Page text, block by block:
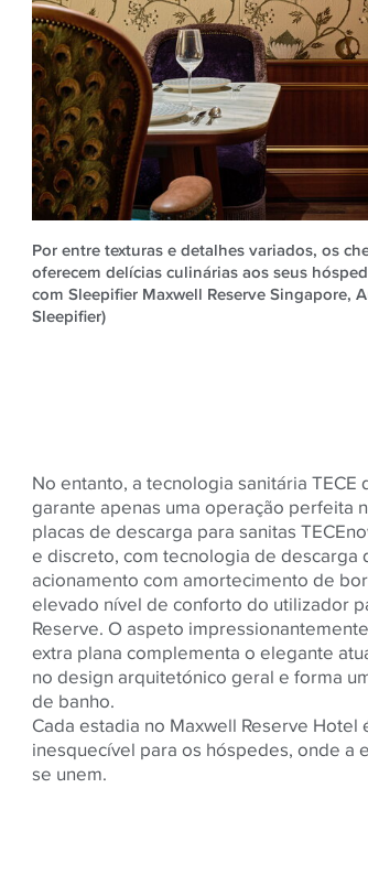
Por entre texturas e detalhes variados, os
oferecem delícias culinárias aos seus
com Sleepifier Maxwell Reserve Singapore,
Sleepifier)
No entanto, a tecnologia sanitária TECE
garante apenas uma operação perfeita
placas de descarga para sanitas
e discreto, com tecnologia de descarga
acionamento com amortecimento de
elevado nível de conforto do utilizador
Reserve. O aspeto
extra plana complementa o elegante
no design arquitetónico geral e forma
de banho.
Cada estadia no Maxwell Reserve Hotel
inesquecível para os hóspedes, onde a
se unem.